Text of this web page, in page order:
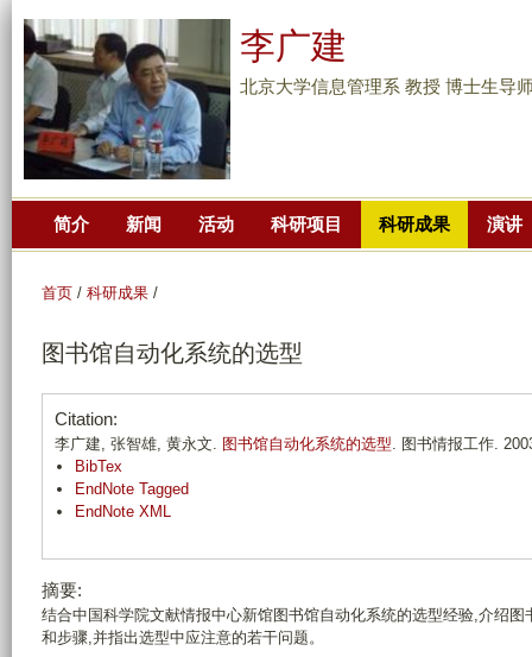
到
主
要
李广建
北京大学信息管理系 教授 博士生导
简介 新闻 活动 科研项目 科研成果 演讲
首页 / 科研成果 /
图书馆自动化系统的选型
Citation:
李广建, 张智雄, 黄永文. 图书馆自动化系统的选型. 图书情报工作.
BibTex
EndNote Tagged
EndNote XML
摘要:
结合中国科学院文献情报中心新馆图书馆自动化系统的选型经验,介绍
和步骤,并指出选型中应注意的若干问题。